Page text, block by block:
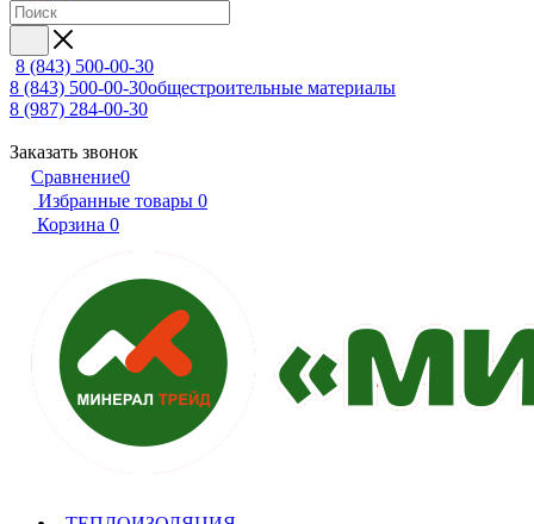
8 (843) 500-00-30
8 (843) 500-00-30общестроительные материалы
8 (987) 284-00-30
Заказать звонок
Сравнение0
Избранные товары 0
Корзина 0